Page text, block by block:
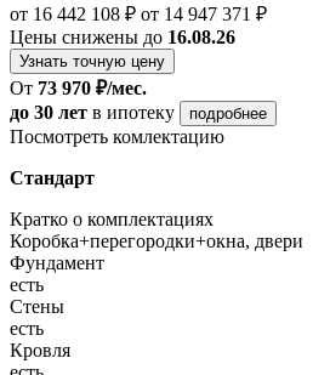
от 16 442 108 ₽ от 14 947 371 ₽
Цены снижены до 16.08.26
Узнать точную цену
От 73 970 ₽/мес.
до 30 лет в ипотеку подробнее
Посмотреть комлектацию
Стандарт
Кратко о комплектациях
Коробка+перегородки+окна, двери
Фундамент
есть
Стены
есть
Кровля